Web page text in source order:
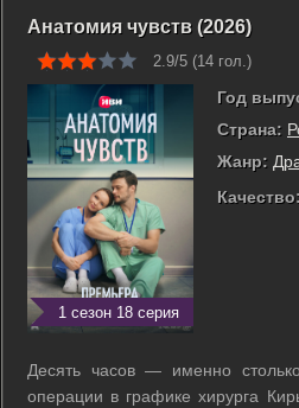
Анатомия чувств (2026)
2.9/5 (14 гол.)
1 сезон 18 серия
Год
Страна:
Жанр:
Качество:
Десять часов — именно
операции в графике хирурга